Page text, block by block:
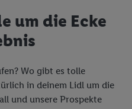
um die Ecke
Wo gibt es tolle
in deinem Lidl um die
und unsere Prospekte
von Profilen